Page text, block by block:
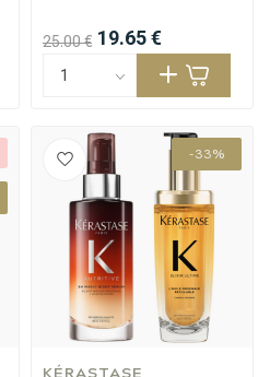
Haarfärbung
25.00 € 19.65 €
-33%
KÉRASTASE